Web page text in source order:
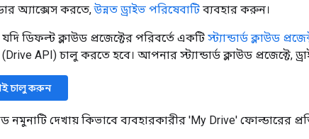
অ্যাক্সেস করতে,উন্নত ড্রাইভ পরিষেবাটি ব্যবহার করুন।
যদি ডিফল্ট ক্লাউড প্রজেক্টের পরিবর্তে একটি স্ট্যান্ডার্ড ক্লাউড
(Drive API) চালু করতে হবে। আপনার স্ট্যান্ডার্ড ক্লাউড প্রজেক্টে,
চালু করুন
নমুনাটি দেখায় কিভাবে ব্যবহারকারীর 'My Drive' ফোল্ডারের